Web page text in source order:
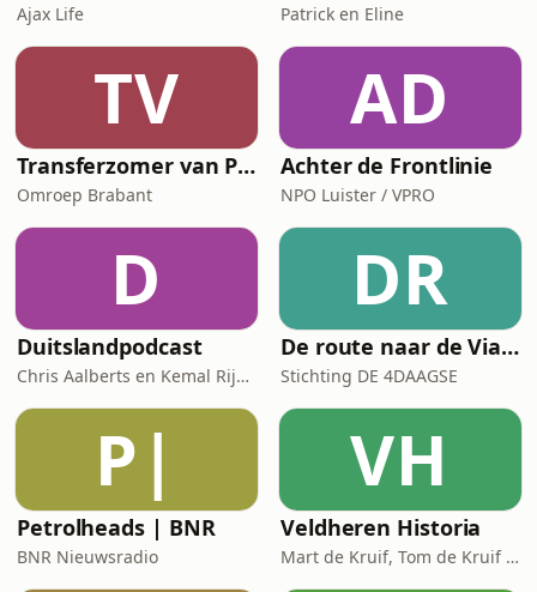
Ajax Life Patrick en Eline
TV
Transferzomer van PSV
Omroep Brabant
AD
Achter de Frontlinie
NPO Luister / VPRO
D
Duitslandpodcast
Chris Aalberts en Kemal Rijken
DR
De route naar de Via Gladiola: de officiële podcast van de 4Daagse
Stichting DE 4DAAGSE
P|
Petrolheads | BNR
BNR Nieuwsradio
VH
Veldheren Historia
Mart de Kruif, Tom de Kruif / National Geographic Historia, Corti Media